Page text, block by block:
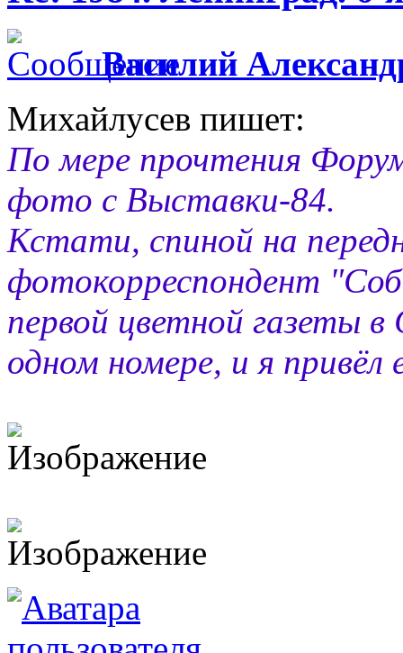
Василий
Михайлусев пишет:
По мере прочтения
фото с Выставки-84.
Кстати, спиной на
фотокорреспондент
первой цветной газеты
одном номере, и я привёл